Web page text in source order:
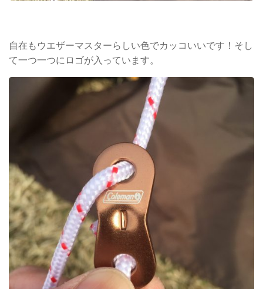
自在もウエザーマスターらしい色でカッコいいです！そし
て一つ一つにロゴが入っています。